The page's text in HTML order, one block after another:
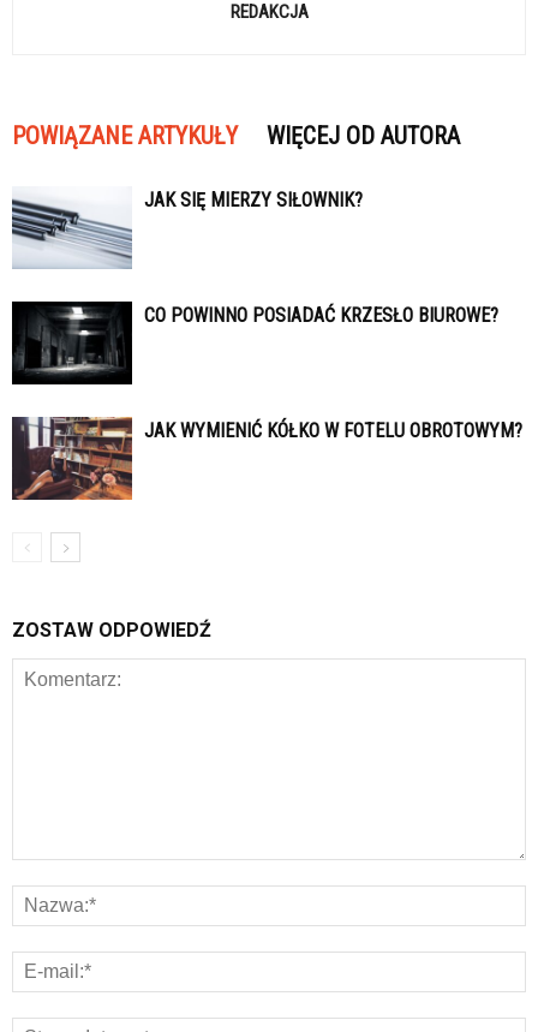
REDAKCJA
POWIĄZANE ARTYKUŁY WIĘCEJ OD AUTORA
JAK SIĘ MIERZY SIŁOWNIK?
CO POWINNO POSIADAĆ KRZESŁO BIUROWE?
JAK WYMIENIĆ KÓŁKO W FOTELU OBROTOWYM?
ZOSTAW ODPOWIEDŹ